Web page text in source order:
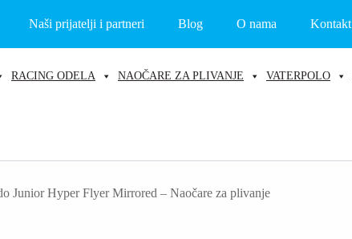
Naši prijatelji i partneri Blog O nama Kontakt
RACING ODELA NAOČARE ZA PLIVANJE VATERPOLO
Junior Hyper Flyer Mirrored – Naočare za plivanje